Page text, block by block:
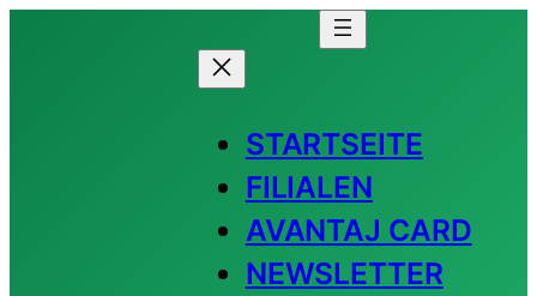
STARTSEITE
FILIALEN
AVANTAJ CARD
NEWSLETTER